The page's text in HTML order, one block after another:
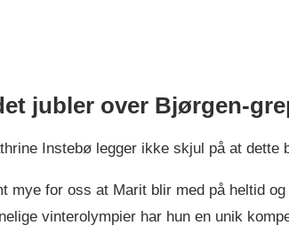
jubler over Bjørgen-
Instebø legger ikke skjul på at dette
mye for oss at Marit blir med på heltid
vinterolympier har hun en unik